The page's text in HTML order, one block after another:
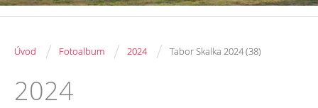
Úvod / Fotoalbum / 2024 / Tabor Skalka 2024 (38)
2024